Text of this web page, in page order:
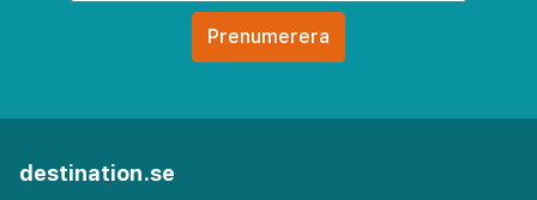
destination.se